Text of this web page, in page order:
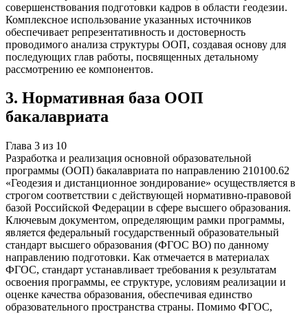
совершенствования подготовки кадров в области геодезии.
Комплексное использование указанных источников
обеспечивает репрезентативность и достоверность
проводимого анализа структуры ООП, создавая основу для
последующих глав работы, посвященных детальному
рассмотрению ее компонентов.
3. Нормативная база ООП
бакалавриата
Глава 3 из 10
Разработка и реализация основной образовательной
программы (ООП) бакалавриата по направлению 210100.62
«Геодезия и дистанционное зондирование» осуществляется в
строгом соответствии с действующей нормативно-правовой
базой Российской Федерации в сфере высшего образования.
Ключевым документом, определяющим рамки программы,
является федеральный государственный образовательный
стандарт высшего образования (ФГОС ВО) по данному
направлению подготовки. Как отмечается в материалах
ФГОС, стандарт устанавливает требования к результатам
освоения программы, ее структуре, условиям реализации и
оценке качества образования, обеспечивая единство
образовательного пространства страны. Помимо ФГОС,